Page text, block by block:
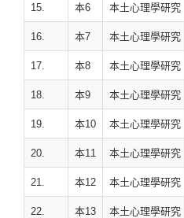
15. 本6 本土心理學研究
16. 本7 本土心理學研究
17. 本8 本土心理學研究
18. 本9 本土心理學研究
19. 本10 本土心理學研究
20. 本11 本土心理學研究
21. 本12 本土心理學研究
22. 本13 本土心理學研究